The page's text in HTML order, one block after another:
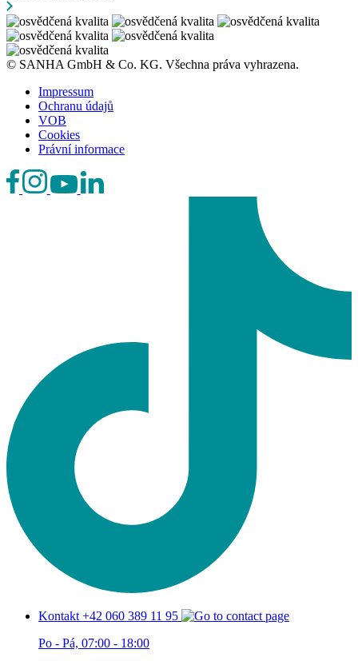
© SANHA GmbH & Co. KG. Všechna práva vyhrazena.
Impressum
Ochranu údajů
VOB
Cookies
Právní informace
Kontakt +42 060 389 11 95
Po - Pá, 07:00 - 18:00